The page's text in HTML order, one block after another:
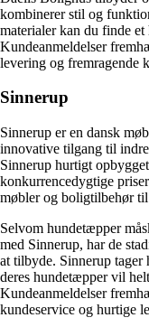
kombinerer stil og
materialer kan du finde
Kundeanmeldelser
levering og fremragende
Sinnerup
Sinnerup er en dansk
innovative tilgang til
Sinnerup hurtigt
konkurrencedygtige
møbler og boligtilbehør til
Selvom hundetæpper
med Sinnerup, har de
at tilbyde. Sinnerup
deres hundetæpper vil
Kundeanmeldelser
kundeservice og hurtige